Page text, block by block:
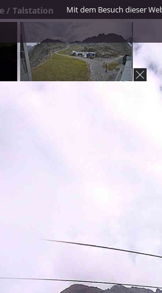
Mit dem Besuch dieser
/ Talstation
Madritsch Sessellift